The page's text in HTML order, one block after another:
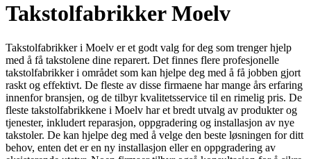
Takstolfabrikker Moelv
Takstolfabrikker i Moelv er et godt valg for deg som trenger hjelp
med å få takstolene dine reparert. Det finnes flere profesjonelle
takstolfabrikker i området som kan hjelpe deg med å få jobben gjort
raskt og effektivt. De fleste av disse firmaene har mange års erfaring
innenfor bransjen, og de tilbyr kvalitetsservice til en rimelig pris. De
fleste takstolfabrikkene i Moelv har et bredt utvalg av produkter og
tjenester, inkludert reparasjon, oppgradering og installasjon av nye
takstoler. De kan hjelpe deg med å velge den beste løsningen for ditt
behov, enten det er en ny installasjon eller en oppgradering av